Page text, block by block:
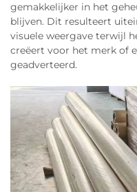
gemakkelijker in het
blijven. Dit resulteert
visuele weergave terwijl
creëert voor het merk of
geadverteerd.